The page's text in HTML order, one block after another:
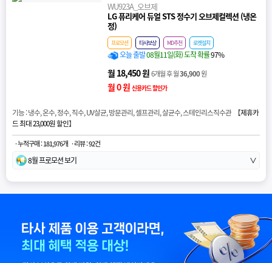
WU923A_오브제
LG 퓨리케어 듀얼 STS 정수기 오브제컬렉션 (냉온
정)
프로모션 타사보상 MD추천 로켓설치
오늘 출발08월11일(화) 도착 확률97%
월 18,450 원6개월 후 월36,900원
월 0 원 신용카드 할인가
기능 : 냉수, 온수, 정수, 직수, UV살균, 방문관리, 셀프관리, 살균수, 스테인리스직수관 【제휴카
드 최대 23,000원 할인】
· 누적구매 : 181,976개 · 리뷰 : 92건
8월 프로모션 보기 ∨